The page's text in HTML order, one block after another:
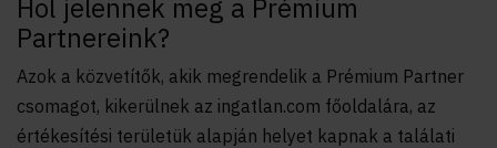
Hol jelennek meg a Prémium
Partnereink?
Azok a közvetítők, akik megrendelik a Prémium Partner
csomagot, kikerülnek az ingatlan.com főoldalára, az
értékesítési területük alapján helyet kapnak a találati